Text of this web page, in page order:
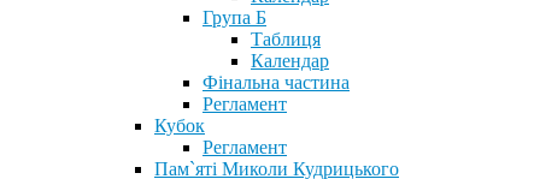
Група Б
Таблиця
Календар
Фінальна частина
Регламент
Кубок
Регламент
Пам`яті Миколи Кудрицького